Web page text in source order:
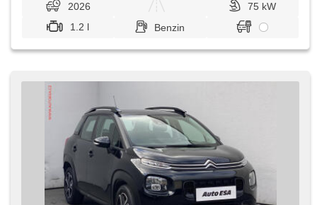
2026
75 kW
1.2 l
Benzin